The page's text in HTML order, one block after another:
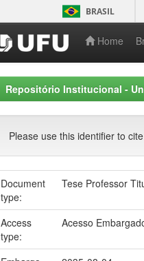
BRASIL
Home
Repositório Institucional -
Please use this identifier to
Document
type:
Tese Professor
Access
type:
Acesso